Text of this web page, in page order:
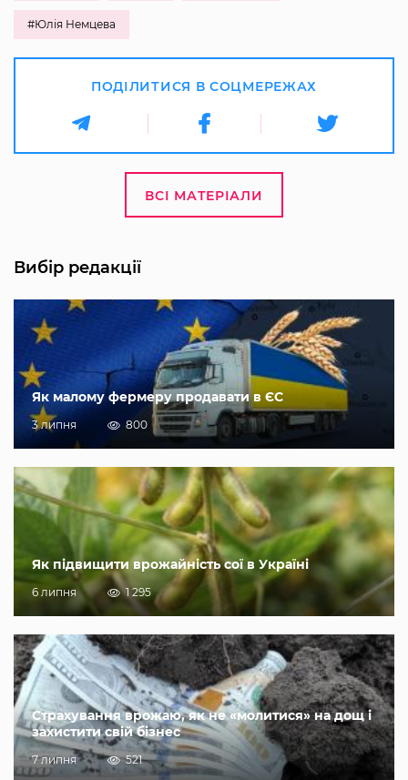
#Юлія Немцева
ПОДІЛИТИСЯ В СОЦМЕРЕЖАХ
ВСІ МАТЕРІАЛИ
Вибір редакції
Як малому фермеру продавати в ЄС
3 липня 800
Як підвищити врожайність сої в Україні
6 липня 1 295
Страхування врожаю, як не «молитися» на дощ і
захистити свій бізнес
7 липня 521